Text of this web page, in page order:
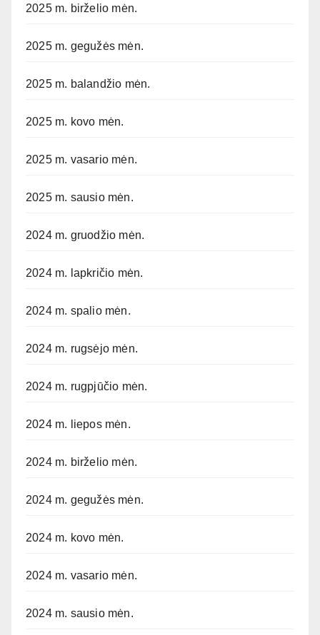
2025 m. birželio mėn.
2025 m. gegužės mėn.
2025 m. balandžio mėn.
2025 m. kovo mėn.
2025 m. vasario mėn.
2025 m. sausio mėn.
2024 m. gruodžio mėn.
2024 m. lapkričio mėn.
2024 m. spalio mėn.
2024 m. rugsėjo mėn.
2024 m. rugpjūčio mėn.
2024 m. liepos mėn.
2024 m. birželio mėn.
2024 m. gegužės mėn.
2024 m. kovo mėn.
2024 m. vasario mėn.
2024 m. sausio mėn.